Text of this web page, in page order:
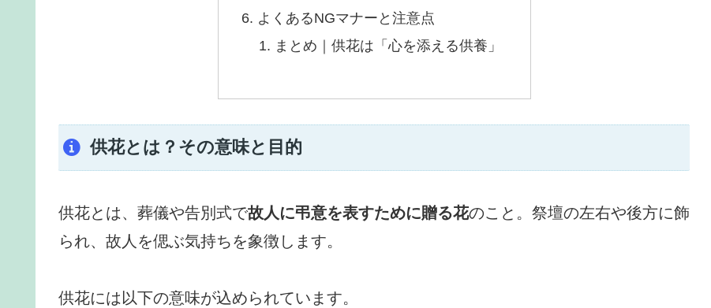
よくあるNGマナーと注意点
まとめ｜供花は「心を添える供養」
供花とは？その意味と目的
供花とは、葬儀や告別式で故人に弔意を表すために贈る花のこと。祭壇の左右や後方に飾
られ、故人を偲ぶ気持ちを象徴します。
供花には以下の意味が込められています。